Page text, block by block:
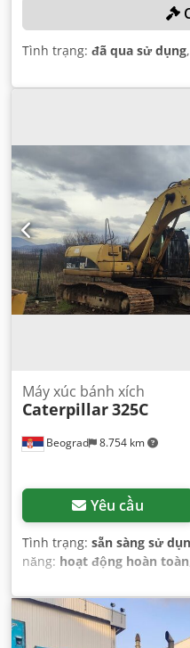
Tình trạng: đã qua sử dụng
Beograd 8.754 km
Máy xúc bánh xích
Caterpillar325C
Yêu cầu
Tình trạng: sẵn sàng sử
năng: hoạt động hoàn toàn
máy/phương tiện:CAT